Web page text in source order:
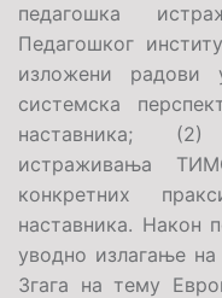
педагошка
Педагошког
изложени радови
системска
наставника; (2)
истраживања
конкретних
наставника. Након
уводно излагање
Згага на тему